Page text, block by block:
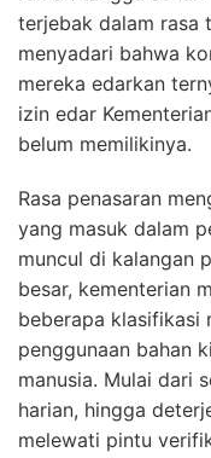
terjebak dalam rasa
menyadari bahwa
mereka edarkan
izin edar
belum memilikinya.
Rasa penasaran
yang masuk dalam
muncul di kalangan
besar, kementerian
beberapa klasifikasi
penggunaan bahan
manusia. Mulai dari
harian, hingga
melewati pintu